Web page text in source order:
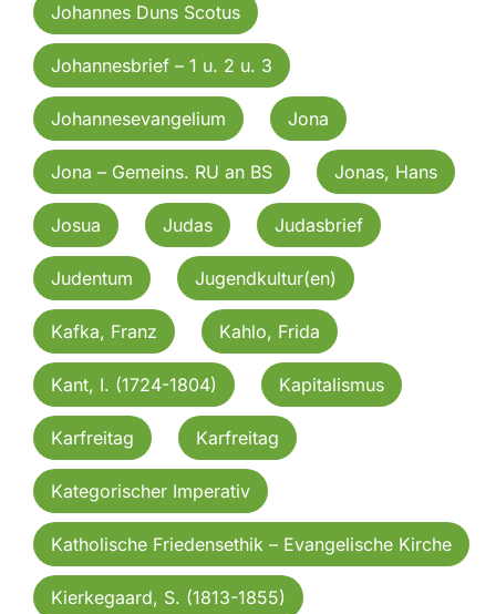
Johannes Duns Scotus
Johannesbrief – 1 u. 2 u. 3
Johannesevangelium Jona
Jona – Gemeins. RU an BS Jonas, Hans
Josua Judas Judasbrief
Judentum Jugendkultur(en)
Kafka, Franz Kahlo, Frida
Kant, I. (1724-1804) Kapitalismus
Karfreitag Karfreitag
Kategorischer Imperativ
Katholische Friedensethik – Evangelische Kirche
Kierkegaard, S. (1813-1855)